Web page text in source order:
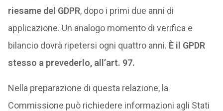
riesame del GDPR, dopo i primi due anni di
applicazione. Un analogo momento di verifica e
bilancio dovrà ripetersi ogni quattro anni. È il GPDR
stesso a prevederlo, all’art. 97.
Nella preparazione di questa relazione, la
Commissione può richiedere informazioni agli Stati